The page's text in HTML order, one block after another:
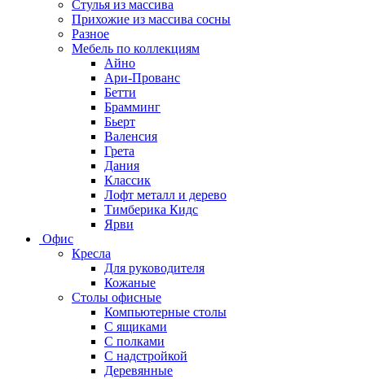
Стулья из массива
Прихожие из массива сосны
Разное
Мебель по коллекциям
Айно
Ари-Прованс
Бетти
Брамминг
Бьерт
Валенсия
Грета
Дания
Классик
Лофт металл и дерево
Тимберика Кидс
Ярви
Офис
Кресла
Для руководителя
Кожаные
Столы офисные
Компьютерные столы
С ящиками
С полками
С надстройкой
Деревянные